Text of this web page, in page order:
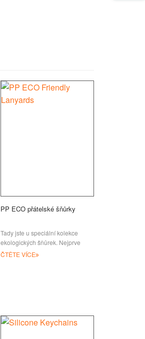
PP ECO přátelské šňůrky
Tady jste u speciální kolekce
ekologických šňůrek. Nejprve
bychom rádi představili
ČTĚTE VÍCE